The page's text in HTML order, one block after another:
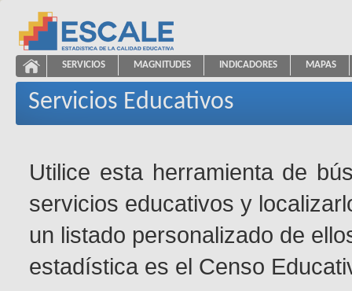
ESCALE - Unidad de Estadística Educativa
Servicios Educativos
NAVEGACIÓN
SERVICIOS MAGNITUDES INDICADORES MAPAS
Servicios Educativos
Utilice esta herramienta de
servicios educativos y
un listado personalizado de
estadística es el Censo